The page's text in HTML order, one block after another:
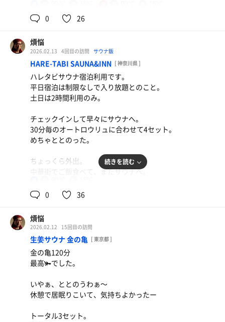
ロースカツ膳
ハレタビサウナのセルフロウリュは中華街の有名な中国茶
の店「悟空」のお茶でロウリュができる贅沢ロウリュ。
ジャスミン茶とウーロン茶が2つ用意されていて、気分で
やっぱりジャスミン茶ロウリュは華やか&爽やかな香りで
良きですねぇ。
ジャスミン茶ロウリュ大好き。
口から飲んでも美味しいであろうお茶を、ロウリュで全身
の肌から飲むっていうね。
サウナ室がプライベートサウナ状態でした。
1泊して8800円くらいで、
実質2時間利用(2420円)を3回して、さらにカプセルでぐっ
すり快眠宿泊までしてるので、余裕でお得。
サウナ入りすぎて、ヘロヘロですけどねw
中華街の中にあるので、中華街観光もできるし、横浜周辺
観光にも最高の立地です。
0 26
煩悩
2026.02.13 4回目の訪問 サウナ飯
HARE-TABI SAUNA&INN [ 神奈川県 ]
ハレタビサウナ宿泊利用です。
平日宿泊は制限なしで入り放題とのこと。
土日は2時間利用のみ。
チェックインして早々にサウナへ。
30分毎のオートロウリュに合わせて4セット。
めちゃととのった。
ちょっくら外出。
中華街でご飯食べて、またサウナへ。
さらに2セット入ってfinish！
お気に入りのサウナ室のポジションも、
お気に入りのととのいイスも見つけたよ。
明朝はサウナが男女入れ替わりとのことで、
お茶セルフロウリュができるのを楽しみに夢の中へ。
続きを読む
0 36
煩悩
2026.02.12 15回目の訪問
生姜サウナ 金の亀 [ 東京都 ]
金の亀120分
最高🫚でした。
いやぁ、ととのうわぁ〜
休憩で居眠りこいて、気持ちよかったー
トータル3セット。